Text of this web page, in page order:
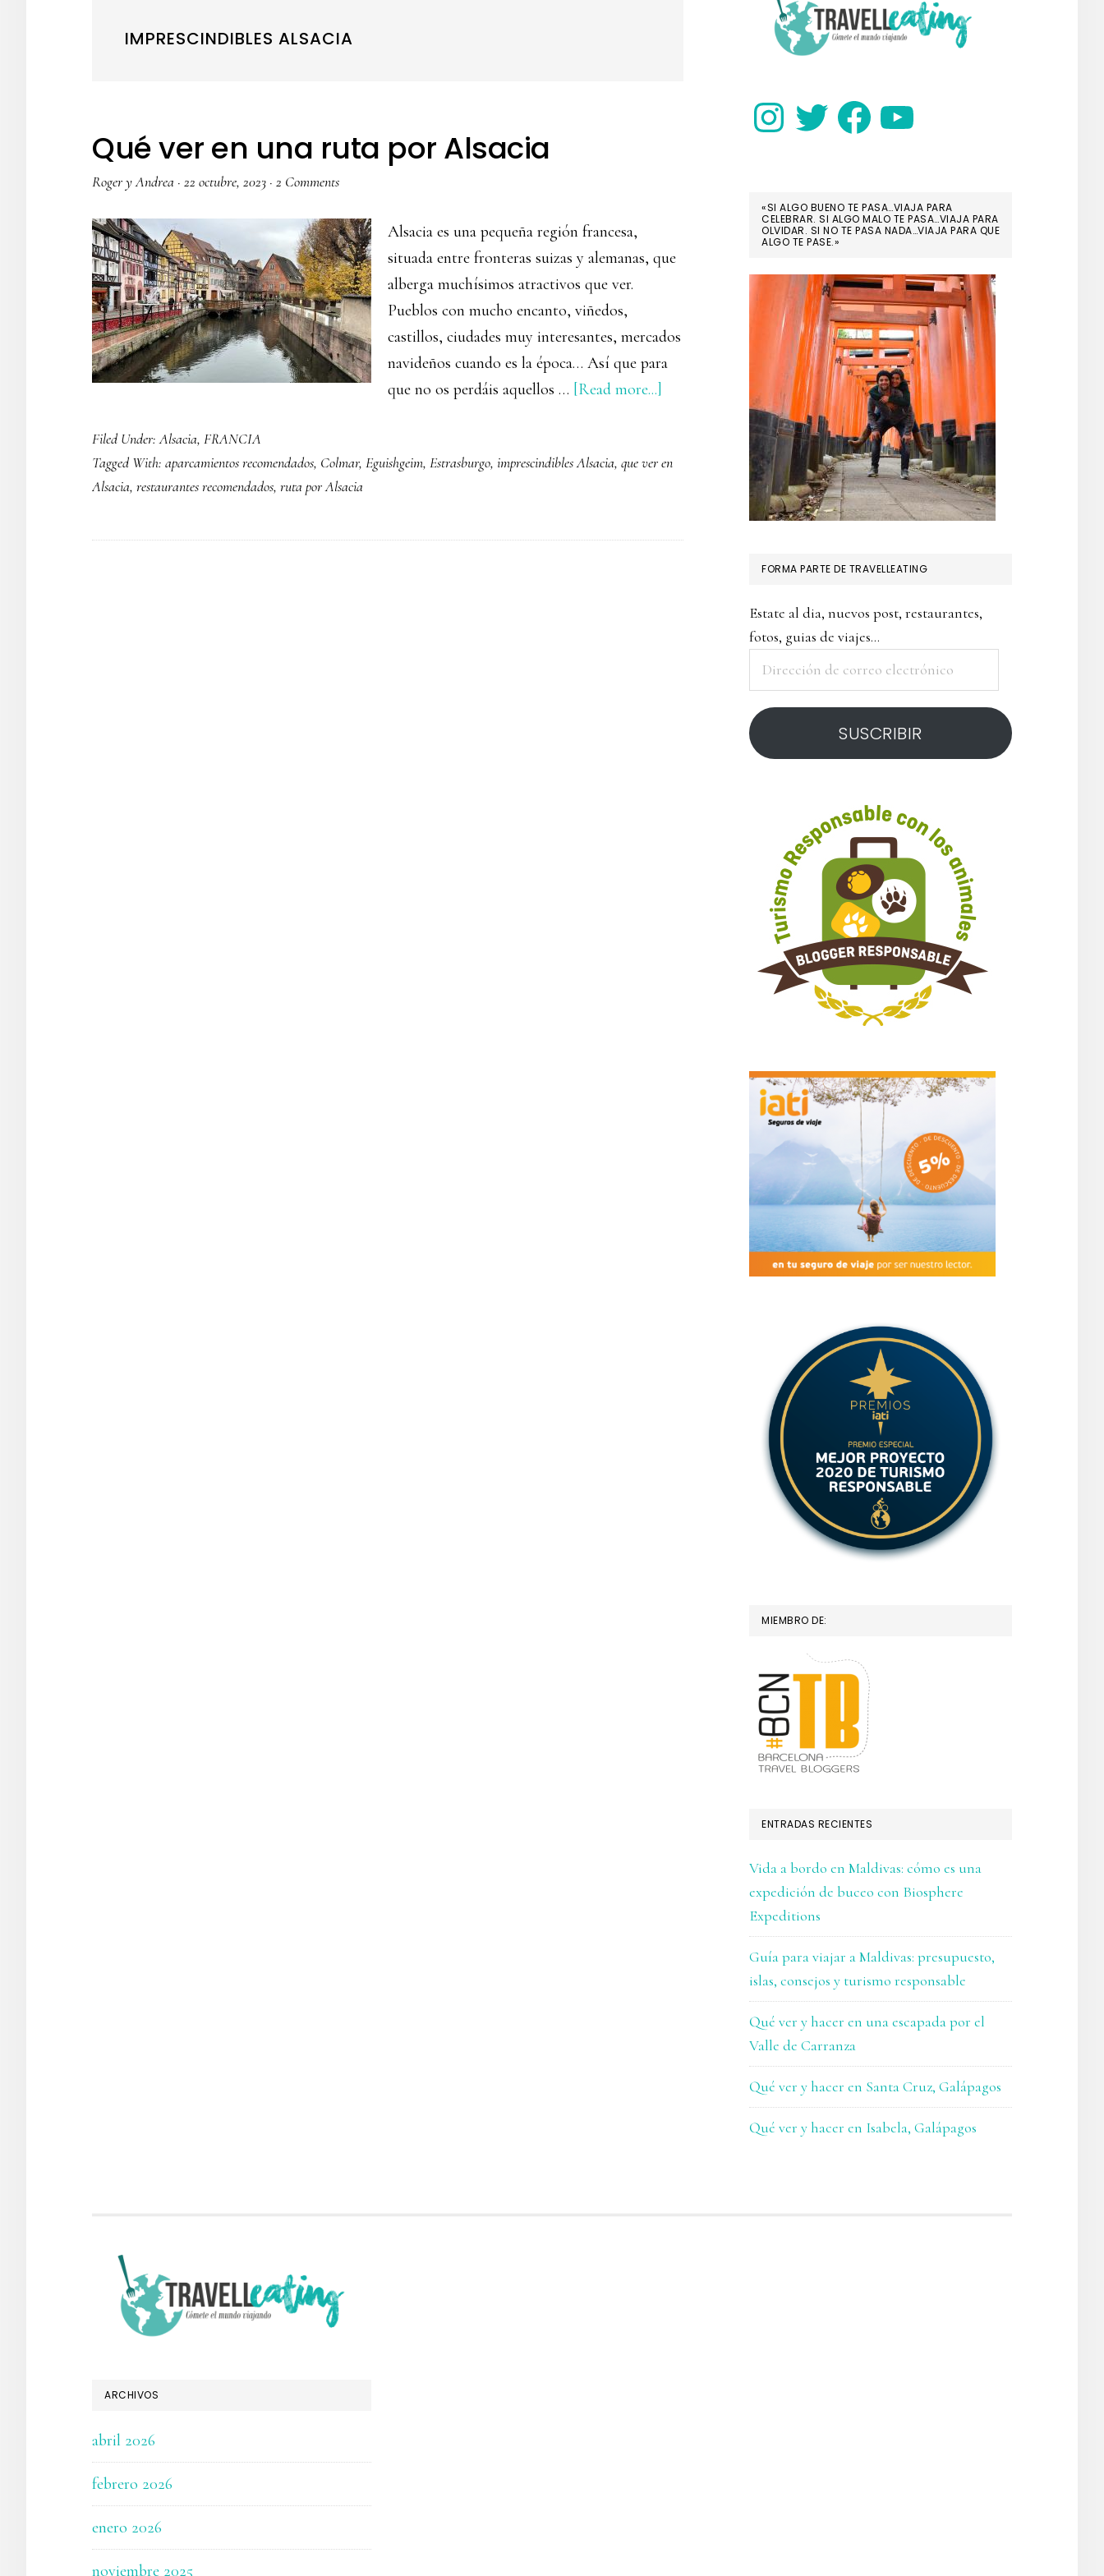
IMPRESCINDIBLES ALSACIA
Qué ver en una ruta por Alsacia
Roger y Andrea · 22 octubre, 2023 · 2 Comments
Alsacia es una pequeña región francesa,
situada entre fronteras suizas y alemanas, que
alberga muchísimos atractivos que ver.
Pueblos con mucho encanto, viñedos,
castillos, ciudades muy interesantes, mercados
navideños cuando es la época… Así que para
que no os perdáis aquellos … [Read more...]
en
por
Filed Under:Alsacia, FRANCIA
Tagged With: aparcamientos recomendados, Colmar, Eguishgeim, Estrasburgo, imprescindibles Alsacia, que ver en
Alsacia, restaurantes recomendados, ruta por Alsacia
SIDEBAR
InstagramTwitter FacebookYouTube
«SI ALGO BUENO TE PASA…VIAJA PARA
CELEBRAR. SI ALGO MALO TE PASA…VIAJA PARA
OLVIDAR. SI NO TE PASA NADA…VIAJA PARA QUE
ALGO TE PASE.»
FORMA PARTE DE TRAVELLEATING
Estate al dia, nuevos post, restaurantes,
fotos, guias de viajes...
correo
electrónico
SUSCRIBIR
MIEMBRO DE:
ENTRADAS RECIENTES
Vida a bordo en Maldivas: cómo es una
expedición de buceo con Biosphere
Expeditions
Guía para viajar a Maldivas: presupuesto,
islas, consejos y turismo responsable
Qué ver y hacer en una escapada por el
Valle de Carranza
Qué ver y hacer en Santa Cruz, Galápagos
Qué ver y hacer en Isabela, Galápagos
FOOTER
ARCHIVOS
abril 2026
febrero 2026
enero 2026
noviembre 2025